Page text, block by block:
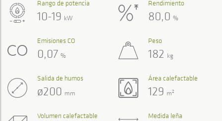
Rango de potencia
10-19 kW
Rendimiento
80,0 %
Emisiones CO
0,07 %
Volumen calefactable
Área calefactable
129 m2
Peso
182 kg
Salida de humos
ø200 mm
Medida leña